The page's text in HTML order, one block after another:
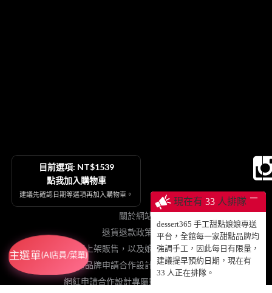
現在有 33 人排隊 ─
dessert365 手工甜點娘娘專送
平台，全館每一家甜點品牌均
強調手工，因此每日有限量，
建議提早預約日期，現在有
33 人正在排隊。
關於網站
退貨退款政策契約
烘焙品牌申請上架販售，以及娘娘專送、動蛋糕授權等
插畫品牌申請合作設計手工甜點販售
網紅申請合作設計專屬影片動蛋糕販售
目前選項: NT$1539
點我加入購物車
建議先確認日期等選項再加入購物車。
主選單(AI店員/菜單)